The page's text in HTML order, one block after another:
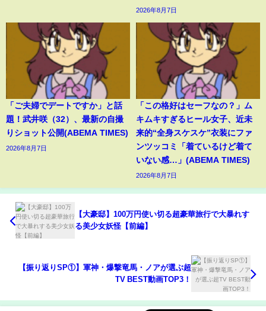
2026年8月7日
「ご夫婦でデートですか」と話
題！武井咲（32）、最新の自撮
りショット公開(ABEMA TIMES)
2026年8月7日
「この格好はセーフなの？」ム
キムキすぎるヒール女子、近未
来的“全身スケスケ”衣装にファ
ンツッコミ「着ているけど着て
いない感…」(ABEMA TIMES)
2026年8月7日
【大豪邸】100万円使い切る超豪華旅行で大暴れす
る美少女妖怪【前編】
【振り返りSP①】軍神・爆撃竜馬・ノアが選ぶ超
TV BEST動画TOP3！